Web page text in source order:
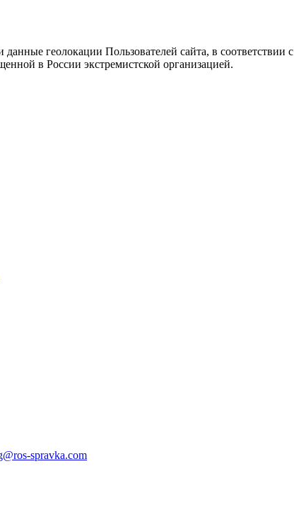
данные геолокации Пользователей сайта, в соответствии с
в России экстремистской организацией.
spravka.com